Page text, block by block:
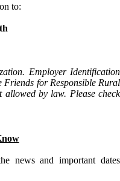
to:
Employer Identification
for Responsible Rural
allowed by law. Please check
news and important dates